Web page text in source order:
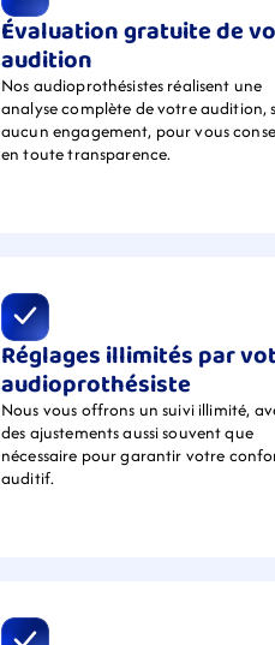
Évaluation gratuite de
audition
Nos audioprothésistes réalisent une
analyse complète de votre audition,
aucun engagement, pour vous
en toute transparence.
Réglages illimités par
audioprothésiste
Nous vous offrons un suivi illimité,
des ajustements aussi souvent que
nécessaire pour garantir votre
auditif.